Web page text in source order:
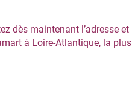
dès maintenant l’adresse et
à Loire-Atlantique, la plus